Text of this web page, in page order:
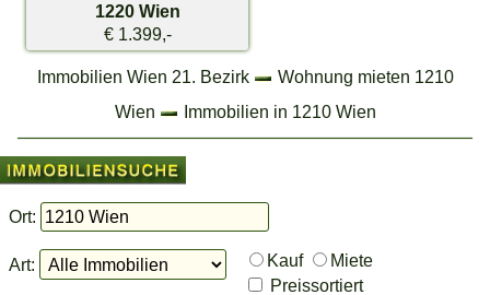
1220 Wien
€ 1.399,-
Immobilien Wien 21. Bezirk
Wohnung mieten 1210
Wien
Immobilien in 1210 Wien
Ort:
Art: Kauf
Miete
Preissortiert